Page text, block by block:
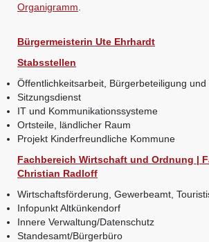
Organigramm
Bürgermeisterin Ute Ehrhardt
Stabsstellen
Öffentlichkeitsarbeit, Bürgerbeteiligung
Sitzungsdienst
IT und Kommunikationssysteme
Ortsteile, ländlicher Raum
Projekt Kinderfreundliche Kommune
Fachbereich Wirtschaft und Ordnung |
Christian Radloff
Wirtschaftsförderung, Gewerbeamt,
Infopunkt Altkünkendorf
Innere Verwaltung/Datenschutz
Standesamt/Bürgerbüro